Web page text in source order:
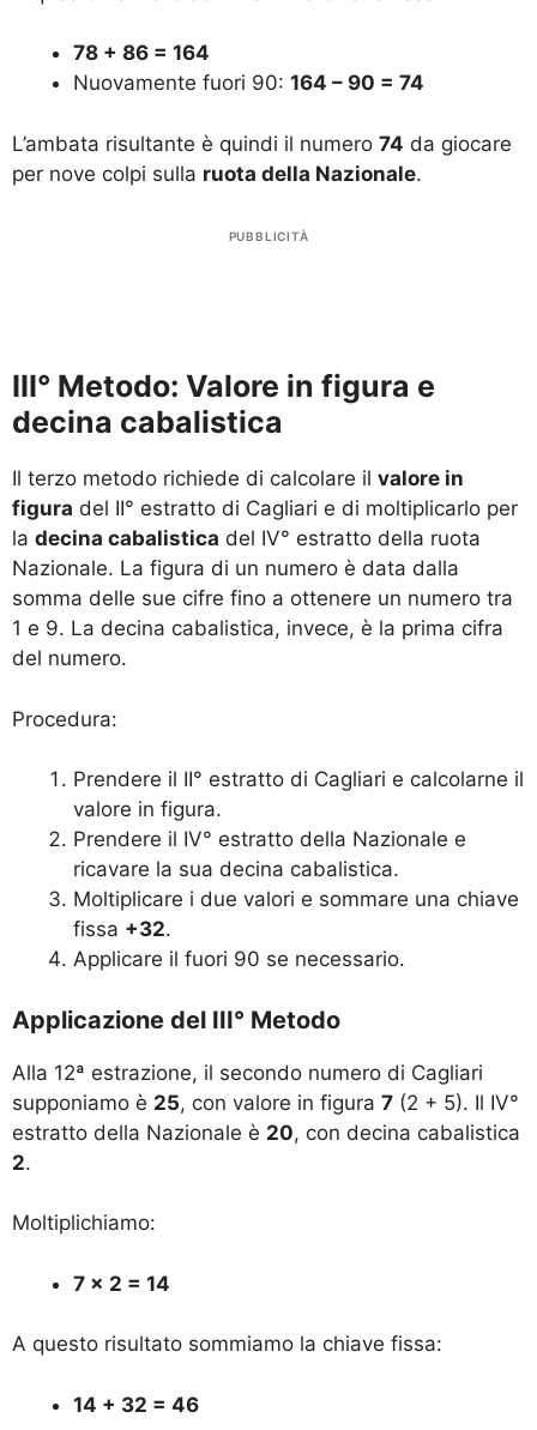
78 + 86 = 164
Nuovamente fuori 90: 164 – 90 = 74
L’ambata risultante è quindi il numero 74 da giocare
per nove colpi sulla ruota della Nazionale.
PUBBLICITÀ
III° Metodo: Valore in figura e
decina cabalistica
Il terzo metodo richiede di calcolare il valore in
figura del II° estratto di Cagliari e di moltiplicarlo per
la decina cabalistica del IV° estratto della ruota
Nazionale. La figura di un numero è data dalla
somma delle sue cifre fino a ottenere un numero tra
1 e 9. La decina cabalistica, invece, è la prima cifra
del numero.
Procedura:
Prendere il II° estratto di Cagliari e calcolarne il
valore in figura.
Prendere il IV° estratto della Nazionale e
ricavare la sua decina cabalistica.
Moltiplicare i due valori e sommare una chiave
fissa +32.
Applicare il fuori 90 se necessario.
Applicazione del III° Metodo
Alla 12ª estrazione, il secondo numero di Cagliari
supponiamo è 25, con valore in figura 7 (2 + 5). Il IV°
estratto della Nazionale è 20, con decina cabalistica
2.
Moltiplichiamo:
7 × 2 = 14
A questo risultato sommiamo la chiave fissa:
14 + 32 = 46